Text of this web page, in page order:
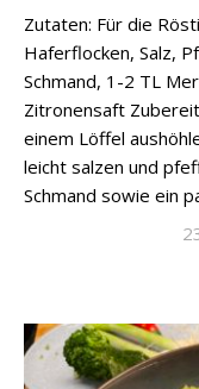
Zutaten: Für die
Haferflocken, Salz,
Schmand, 1-2 TL
Zitronensaft
einem Löffel
leicht salzen und
Schmand sowie ein